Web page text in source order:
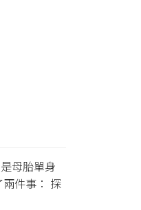
母胎單身
件事： 探